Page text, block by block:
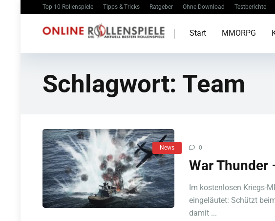
Top 10 Rollenspiele Tipps & Tricks Ratgeber Ohne Download Testberichte
Start MMORPG
Schlagwort: Team
News 0
War Thunder
Im kostenlosen Kriegs-
eingeläutet: Schützt
damit ...